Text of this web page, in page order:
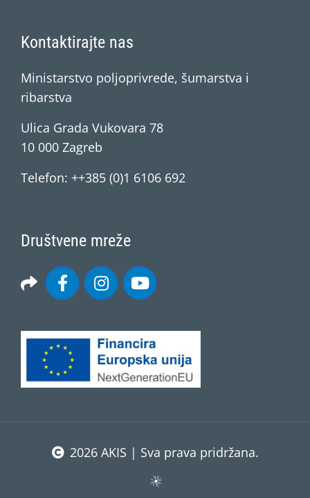
Kontaktirajte nas
Ministarstvo poljoprivrede, šumarstva i
ribarstva
Ulica Grada Vukovara 78
10 000 Zagreb
Telefon: ++385 (0)1 6106 692
Društvene mreže
2026 AKIS | Sva prava pridržana.